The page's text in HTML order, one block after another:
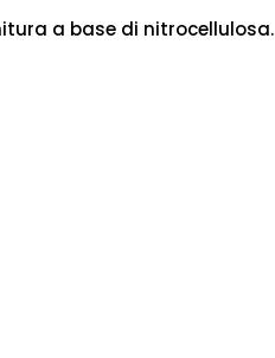
a base di nitrocellulosa.